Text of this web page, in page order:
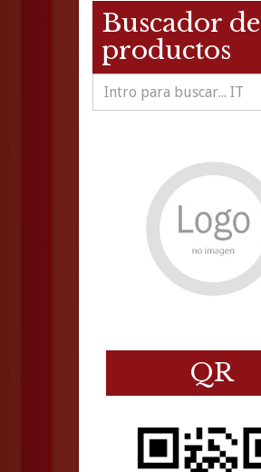
Buscador de
productos
QR